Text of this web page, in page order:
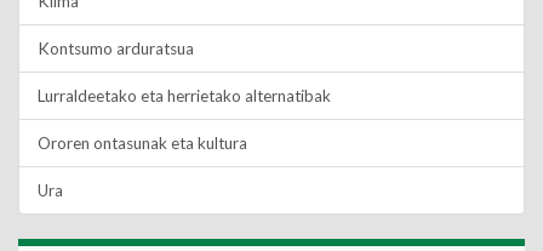
Kontsumo arduratsua
Lurraldeetako eta herrietako alternatibak
Ororen ontasunak eta kultura
Ura